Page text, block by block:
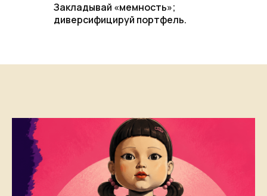
Закладывай «мемность»;
диверсифицируй портфель.